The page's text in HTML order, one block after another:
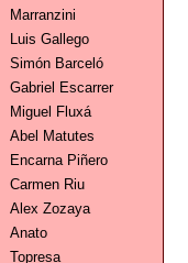
Marranzini
Luis Gallego
Simón Barceló
Gabriel Escarrer
Miguel Fluxá
Abel Matutes
Encarna Piñero
Carmen Riu
Alex Zozaya
Anato
Topresa